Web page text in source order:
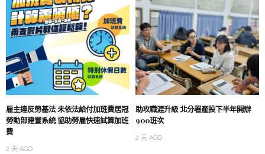
雇主違反勞基法 未依法給付加班費居冠
勞動部建置系統 協助勞雇快速試算加班
費
2 天 AGO
助攻職涯升級 北分署產投下半年開辦
900班次
2 天 AGO